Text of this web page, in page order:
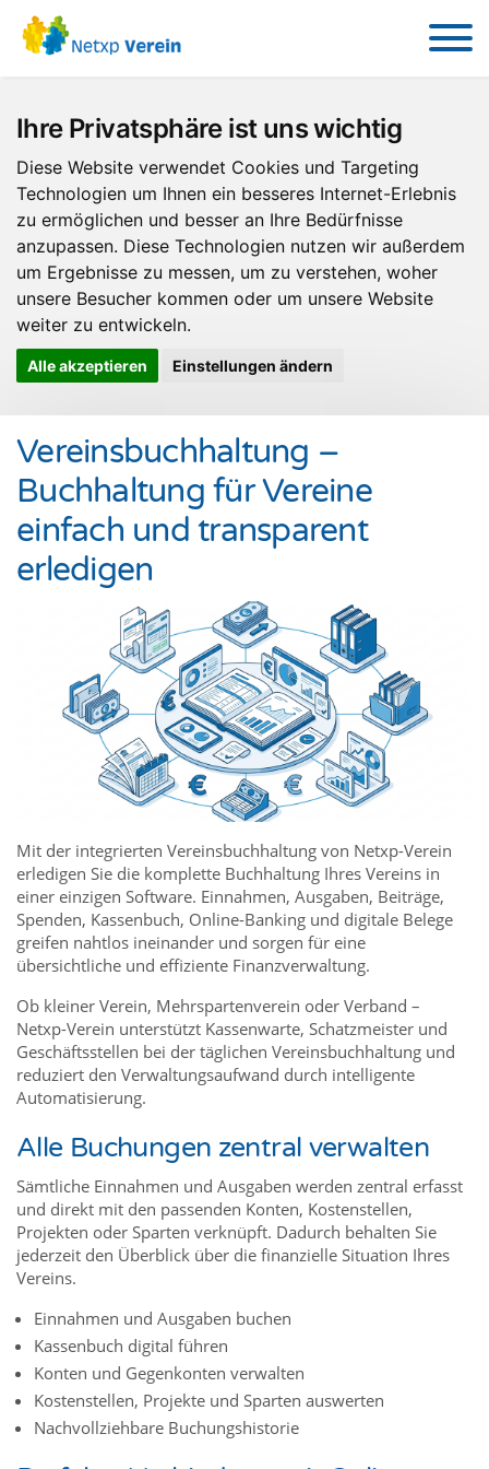
Ihre Privatsphäre ist uns wichtig
Diese Website verwendet Cookies und Targeting
Technologien um Ihnen ein besseres Internet-Erlebnis
zu ermöglichen und besser an Ihre Bedürfnisse
anzupassen. Diese Technologien nutzen wir außerdem
um Ergebnisse zu messen, um zu verstehen, woher
unsere Besucher kommen oder um unsere Website
weiter zu entwickeln.
Alle akzeptieren Einstellungen ändern
Vereinsbuchhaltung –
Buchhaltung für Vereine
einfach und transparent
erledigen
Mit der integrierten Vereinsbuchhaltung von Netxp-Verein
erledigen Sie die komplette Buchhaltung Ihres Vereins in
einer einzigen Software. Einnahmen, Ausgaben, Beiträge,
Spenden, Kassenbuch, Online-Banking und digitale Belege
greifen nahtlos ineinander und sorgen für eine
übersichtliche und effiziente Finanzverwaltung.
Ob kleiner Verein, Mehrspartenverein oder Verband –
Netxp-Verein unterstützt Kassenwarte, Schatzmeister und
Geschäftsstellen bei der täglichen Vereinsbuchhaltung und
reduziert den Verwaltungsaufwand durch intelligente
Automatisierung.
Alle Buchungen zentral verwalten
Sämtliche Einnahmen und Ausgaben werden zentral erfasst
und direkt mit den passenden Konten, Kostenstellen,
Projekten oder Sparten verknüpft. Dadurch behalten Sie
jederzeit den Überblick über die finanzielle Situation Ihres
Vereins.
Einnahmen und Ausgaben buchen
Kassenbuch digital führen
Konten und Gegenkonten verwalten
Kostenstellen, Projekte und Sparten auswerten
Nachvollziehbare Buchungshistorie